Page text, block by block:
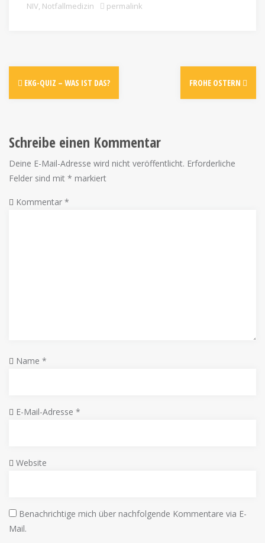
NIV, Notfallmedizin permalink
EKG-QUIZ – WAS IST DAS? FROHE OSTERN
Schreibe einen Kommentar
Deine E-Mail-Adresse wird nicht veröffentlicht. Erforderliche
Felder sind mit * markiert
Kommentar *
Name *
E-Mail-Adresse *
Website
Benachrichtige mich über nachfolgende Kommentare via E-
Mail.